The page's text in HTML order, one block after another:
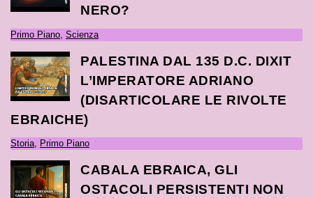
NERO?
Primo Piano Scienza
PALESTINA DAL 135 D.C. DIXIT
L’IMPERATORE ADRIANO
(DISARTICOLARE LE RIVOLTE
EBRAICHE)
Storia, Primo Piano
CABALA EBRAICA, GLI
OSTACOLI PERSISTENTI NON